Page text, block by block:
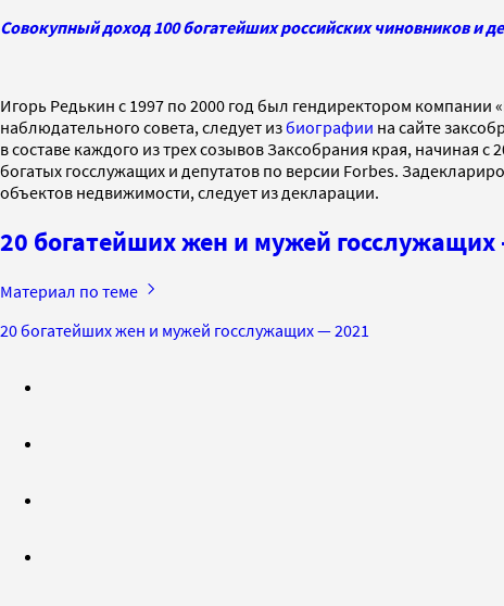
Совокупный доход 100 богатейших российских чиновников и
Игорь Редькин с 1997 по 2000 год был гендиректором компании
наблюдательного совета, следует избиографии на сайте
в составе каждого из трех созывов Заксобрания края, начиная
богатых госслужащих и депутатов по версии Forbes.
объектов недвижимости, следует из декларации.
20 богатейших жен и мужей госслужащих
Материал по теме
20 богатейших жен и мужей госслужащих — 2021